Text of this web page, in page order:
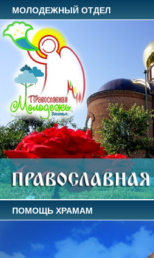
МОЛОДЕЖНЫЙ ОТДЕЛ
ПОМОЩЬ ХРАМАМ